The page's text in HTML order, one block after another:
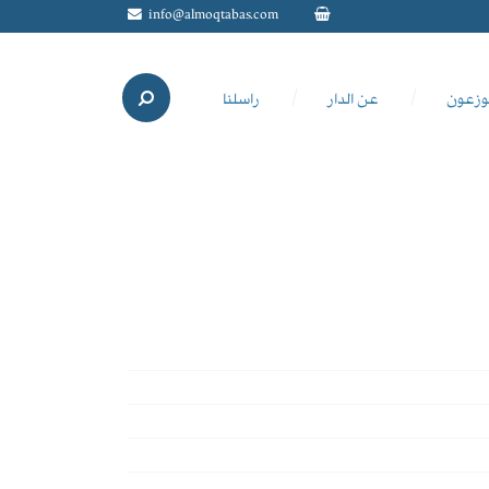
info@almoqtabas.com
عن الدار راسلنا